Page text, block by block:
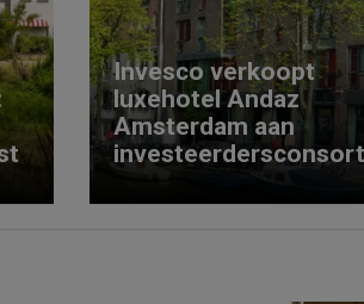
Invesco verkoopt
luxehotel Andaz
Amsterdam aan